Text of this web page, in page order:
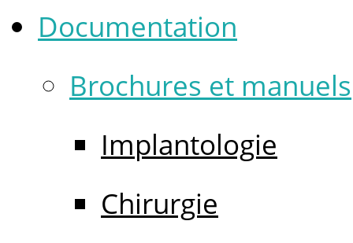
Documentation
Brochures et manuels
Implantologie
Chirurgie